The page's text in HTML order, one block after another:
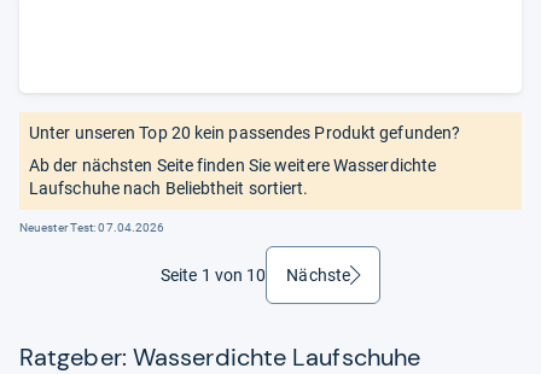
Unter unseren Top 20 kein passendes Produkt gefunden?
Ab der nächsten Seite finden Sie weitere Wasserdichte
Laufschuhe nach Beliebtheit sortiert.
Neuester Test:07.04.2026
Seite 1 von 10 Nächsteweiter
Ratgeber: Wasserdichte Laufschuhe